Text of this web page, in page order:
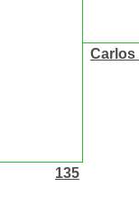
135
Carlos